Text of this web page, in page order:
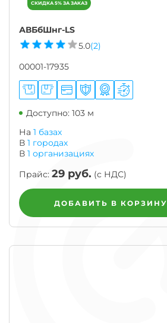
АВБбШнг-LS
5.0(2)
00001-17935
Доступно: 103 м
На 1 базах
В 1 городах
В 1 организациях
Прайс: 29 руб. (с НДС)
ДОБАВИТЬ В КОРЗИНУ